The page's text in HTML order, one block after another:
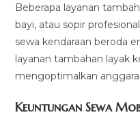
Beberapa layanan
bayi, atau sopir
sewa kendaraan beroda
layanan tambahan layak
mengoptimalkan
Keuntungan Sewa